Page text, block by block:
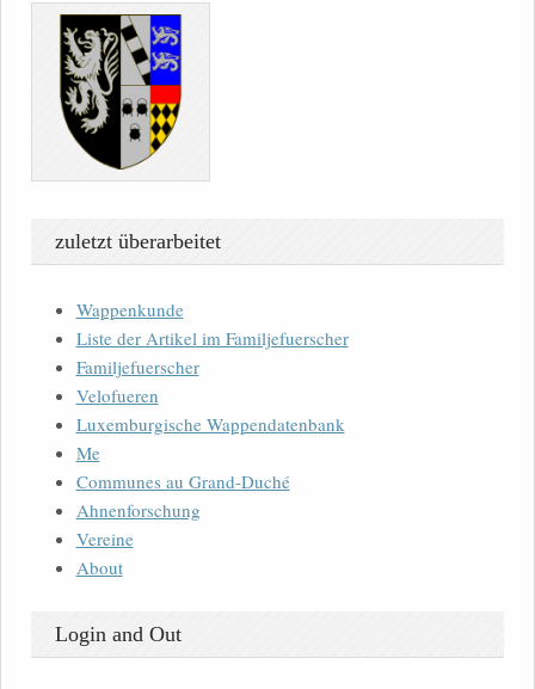
zuletzt überarbeitet
Wappenkunde
Liste der Artikel im Familjefuerscher
Familjefuerscher
Velofueren
Luxemburgische Wappendatenbank
Me
Communes au Grand-Duché
Ahnenforschung
Vereine
About
Login and Out